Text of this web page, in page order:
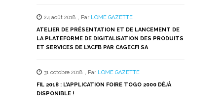
24 août 2018 , Par LOME GAZETTE
ATELIER DE PRÉSENTATION ET DE LANCEMENT DE
LA PLATEFORME DE DIGITALISATION DES PRODUITS
ET SERVICES DE L’ACFB PAR CAGECFI SA
31 octobre 2018 , Par LOME GAZETTE
FIL 2018 : L’APPLICATION FOIRE TOGO 2000 DÉJÀ
DISPONIBLE !